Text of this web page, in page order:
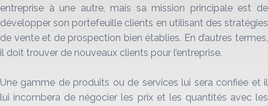
entreprise à une autre, mais sa mission principale est de
développer son portefeuille clients en utilisant des stratégies
de vente et de prospection bien établies. En d’autres termes,
il doit trouver de nouveaux clients pour l’entreprise.
Une gamme de produits ou de services lui sera confiée et il
lui incombera de négocier les prix et les quantités avec les